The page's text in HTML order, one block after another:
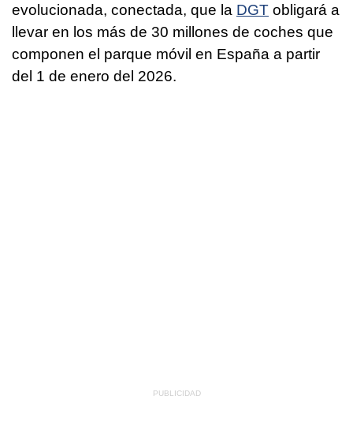
evolucionada, conectada, que la DGT obligará a
llevar en los más de 30 millones de coches que
componen el parque móvil en España a partir
del 1 de enero del 2026.